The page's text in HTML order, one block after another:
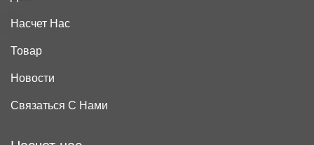
Насчет Нас
Товар
Новости
Связаться С Нами